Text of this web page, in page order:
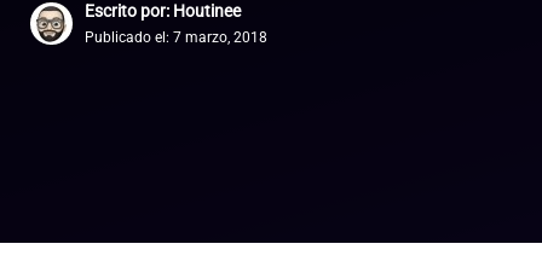
Escrito por: Houtinee
Publicado el: 7 marzo, 2018